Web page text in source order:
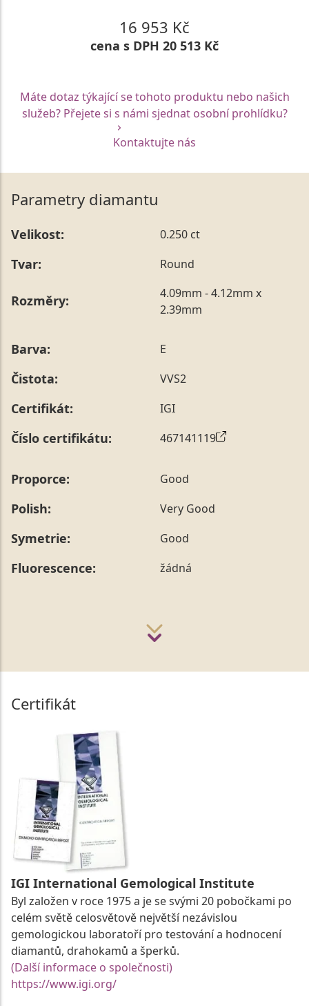
16 953 Kč
cena s DPH 20 513 Kč
Máte dotaz týkající se tohoto produktu nebo našich
služeb? Přejete si s námi sjednat osobní prohlídku?
Kontaktujte nás
Parametry diamantu
Velikost: 0.250 ct
Tvar: Round
Rozměry:
4.09mm - 4.12mm x
2.39mm
Barva: E
Čistota: VVS2
Certifikát: IGI
Číslo certifikátu: 467141119
Proporce: Good
Polish: Very Good
Symetrie: Good
Fluorescence: žádná
Certifikát
IGI International Gemological Institute
Byl založen v roce 1975 a je se svými 20 pobočkami po
celém světě celosvětově největší nezávislou
gemologickou laboratoří pro testování a hodnocení
diamantů, drahokamů a šperků.
(Další informace o společnosti)
https://www.igi.org/